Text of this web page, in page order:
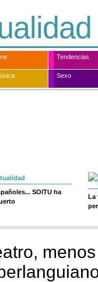
Tendencias
Sexo
SOITU ha
La
menos